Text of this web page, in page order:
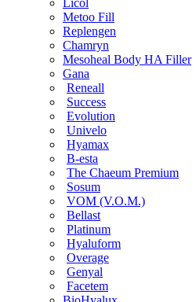
Metoo Fill
Replengen
Chamryn
Mesoheal Body HA Filler
Gana
Reneall
Success
Evolution
Univelo
Hyamax
B-esta
The Chaeum Premium
Sosum
VOM (V.O.M.)
Bellast
Platinum
Hyaluform
Overage
Genyal
Facetem